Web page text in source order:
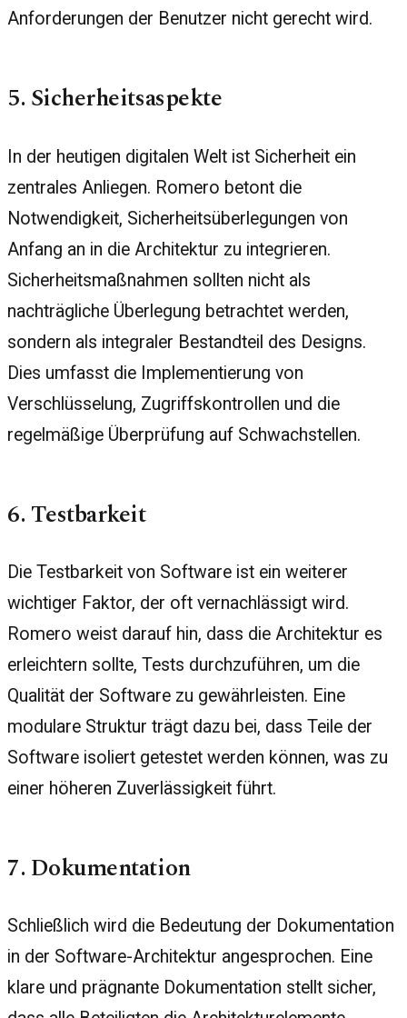
Anforderungen der Benutzer nicht gerecht wird.
5. Sicherheitsaspekte
In der heutigen digitalen Welt ist Sicherheit ein
zentrales Anliegen. Romero betont die
Notwendigkeit, Sicherheitsüberlegungen von
Anfang an in die Architektur zu integrieren.
Sicherheitsmaßnahmen sollten nicht als
nachträgliche Überlegung betrachtet werden,
sondern als integraler Bestandteil des Designs.
Dies umfasst die Implementierung von
Verschlüsselung, Zugriffskontrollen und die
regelmäßige Überprüfung auf Schwachstellen.
6. Testbarkeit
Die Testbarkeit von Software ist ein weiterer
wichtiger Faktor, der oft vernachlässigt wird.
Romero weist darauf hin, dass die Architektur es
erleichtern sollte, Tests durchzuführen, um die
Qualität der Software zu gewährleisten. Eine
modulare Struktur trägt dazu bei, dass Teile der
Software isoliert getestet werden können, was zu
einer höheren Zuverlässigkeit führt.
7. Dokumentation
Schließlich wird die Bedeutung der Dokumentation
in der Software-Architektur angesprochen. Eine
klare und prägnante Dokumentation stellt sicher,